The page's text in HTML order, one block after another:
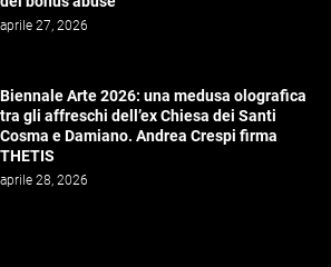
aprile 27, 2026
Biennale Arte 2026: una medusa olografica
tra gli affreschi dell’ex Chiesa dei Santi
Cosma e Damiano. Andrea Crespi firma
THETIS
aprile 28, 2026